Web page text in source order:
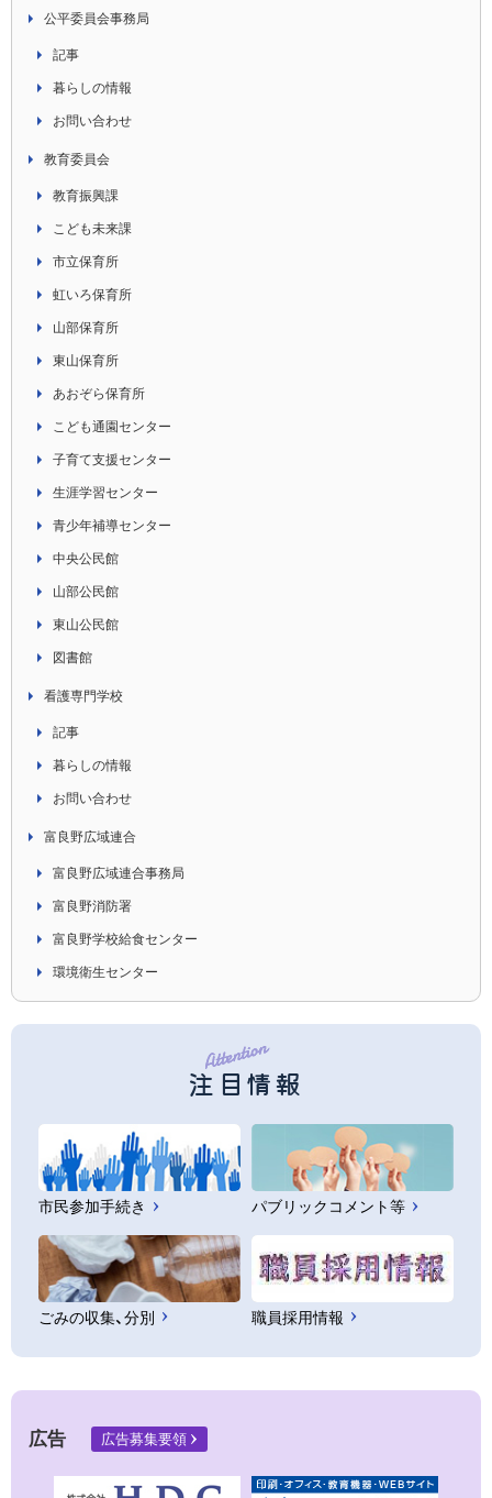
公平委員会事務局
記事
暮らしの情報
お問い合わせ
教育委員会
教育振興課
こども未来課
市立保育所
虹いろ保育所
山部保育所
東山保育所
あおぞら保育所
こども通園センター
子育て支援センター
生涯学習センター
青少年補導センター
中央公民館
山部公民館
東山公民館
図書館
看護専門学校
記事
暮らしの情報
お問い合わせ
富良野広域連合
富良野広域連合事務局
富良野消防署
富良野学校給食センター
環境衛生センター
注目情報
市民参加手続き パブリックコメント等
ごみの収集、分別 職員採用情報
広告 広告募集要領